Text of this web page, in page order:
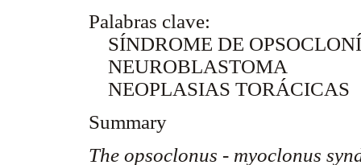
Palabras clave:
SÍNDROME DE
NEUROBLASTOMA
NEOPLASIAS TORÁCICAS
Summary
The opsoclonus - myoclonus